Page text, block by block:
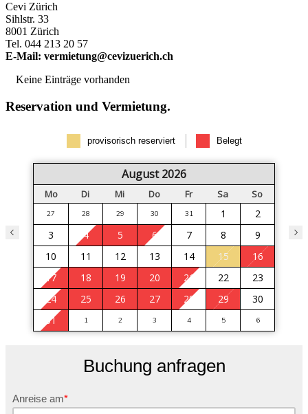
Cevi Zürich
Sihlstr. 33
8001 Zürich
Tel. 044 213 20 57
E-Mail: vermietung@cevizuerich.ch
Keine Einträge vorhanden
Reservation und Vermietung.
provisorisch reserviert Belegt
August 2026
Mo Di Mi Do Fr Sa So
27 28 29 30 31 1
2
3
4 5 6 7 8
9
10
11 12 13 14 15
16
17
18 19 20 21 22
23
24
25 26 27 28 29
30
31
1 2 3 4 5 6
Buchung anfragen
Anreise am